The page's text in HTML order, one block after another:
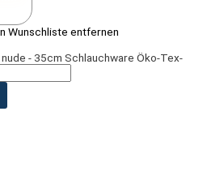
Wunschliste entfernen
- 35cm Schlauchware Öko-Tex-